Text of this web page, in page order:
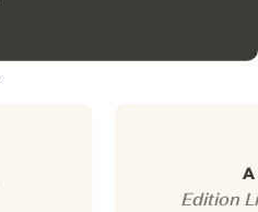
Edition